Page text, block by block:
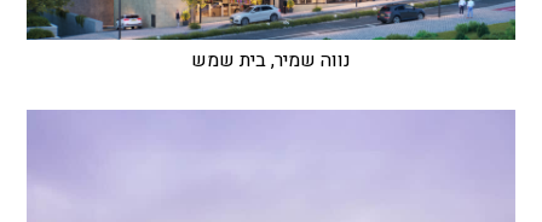
נווה שמיר, בית שמש